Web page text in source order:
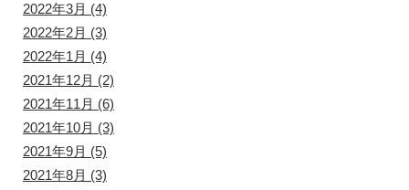
2022年3月 (4)
2022年2月 (3)
2022年1月 (4)
2021年12月 (2)
2021年11月 (6)
2021年10月 (3)
2021年9月 (5)
2021年8月 (3)